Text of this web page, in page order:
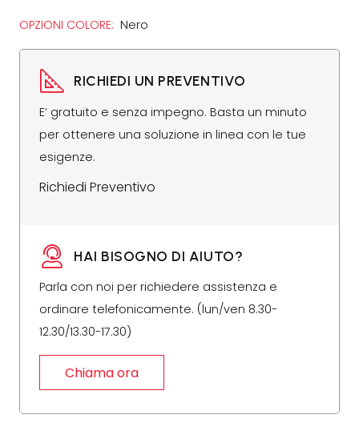
OPZIONI COLORE: Nero
RICHIEDI UN PREVENTIVO
E’ gratuito e senza impegno. Basta un minuto
per ottenere una soluzione in linea con le tue
esigenze.
Richiedi Preventivo
HAI BISOGNO DI AIUTO?
Parla con noi per richiedere assistenza e
ordinare telefonicamente. (lun/ven 8.30-
12.30/13.30-17.30)
Chiama ora